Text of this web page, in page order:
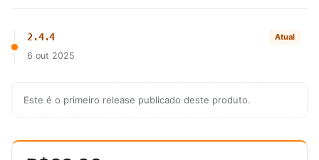
2.4.4 Atual
6 out 2025
Este é o primeiro release publicado deste produto.